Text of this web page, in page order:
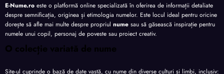
E-Nume.ro este o platformă online specializată în oferirea de informații detaliate
despre semnificația, originea și etimologia numelor. Este locul ideal pentru oricine
dorește să afle mai multe despre propriul nume sau să găsească inspirație pentru
numele unui copil, personaj de poveste sau proiect creativ.
O colecție variată de nume
Site-ul cuprinde o bază de date vastă, cu nume din diverse culturi și limbi, inclusiv: